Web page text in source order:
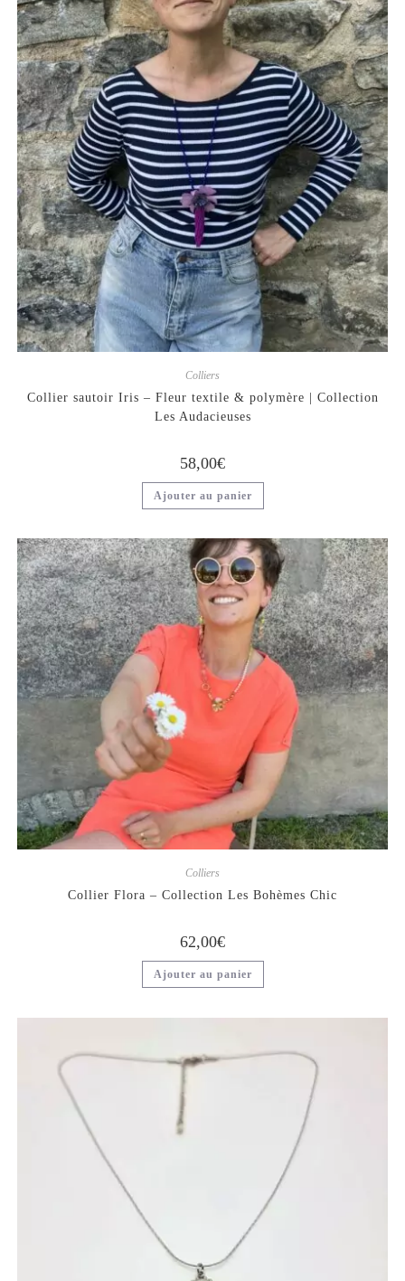
Colliers
Collier sautoir Iris – Fleur textile & polymère | Collection
Les Audacieuses
58,00€
Ajouter au panier
Colliers
Collier Flora – Collection Les Bohèmes Chic
62,00€
Ajouter au panier